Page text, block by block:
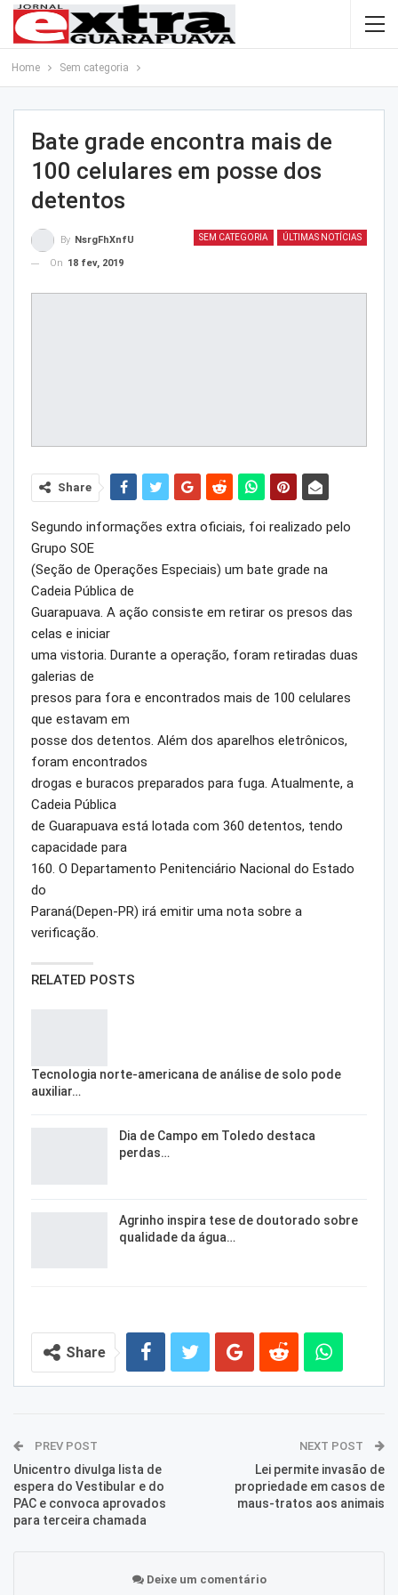
Home Sem categoria
Bate grade encontra mais de
100 celulares em posse dos
detentos
SEM CATEGORIA ÚLTIMAS NOTÍCIAS
By NsrgFhXnfU
On 18 fev, 2019
Share
Segundo informações extra oficiais, foi realizado pelo
Grupo SOE
(Seção de Operações Especiais) um bate grade na
Cadeia Pública de
Guarapuava. A ação consiste em retirar os presos das
celas e iniciar
uma vistoria. Durante a operação, foram retiradas duas
galerias de
presos para fora e encontrados mais de 100 celulares
que estavam em
posse dos detentos. Além dos aparelhos eletrônicos,
foram encontrados
drogas e buracos preparados para fuga. Atualmente, a
Cadeia Pública
de Guarapuava está lotada com 360 detentos, tendo
capacidade para
160. O Departamento Penitenciário Nacional do Estado
do
Paraná(Depen-PR) irá emitir uma nota sobre a
verificação.
RELATED POSTS
Tecnologia norte-americana de análise de solo pode
auxiliar…
Dia de Campo em Toledo destaca
perdas…
Agrinho inspira tese de doutorado sobre
qualidade da água…
Share
PREV POST
Unicentro divulga lista de
espera do Vestibular e do
PAC e convoca aprovados
para terceira chamada
NEXT POST
Lei permite invasão de
propriedade em casos de
maus-tratos aos animais
Deixe um comentário